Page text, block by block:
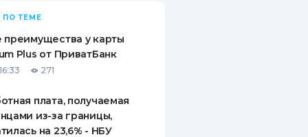
ВИНЬЕТКА
СОТРУДНИКОВ
ОТ
СЛУЧАЕВ
ВОПРОСЫ И ОТВЕТЫ
ПУТЕВОДИТЕЛИ ПО
ПО ТЕМЕ
преимущества у карты
Plus от ПриватБанк
271
плата, получаемая
из-за границы,
на 23,6% - НБУ